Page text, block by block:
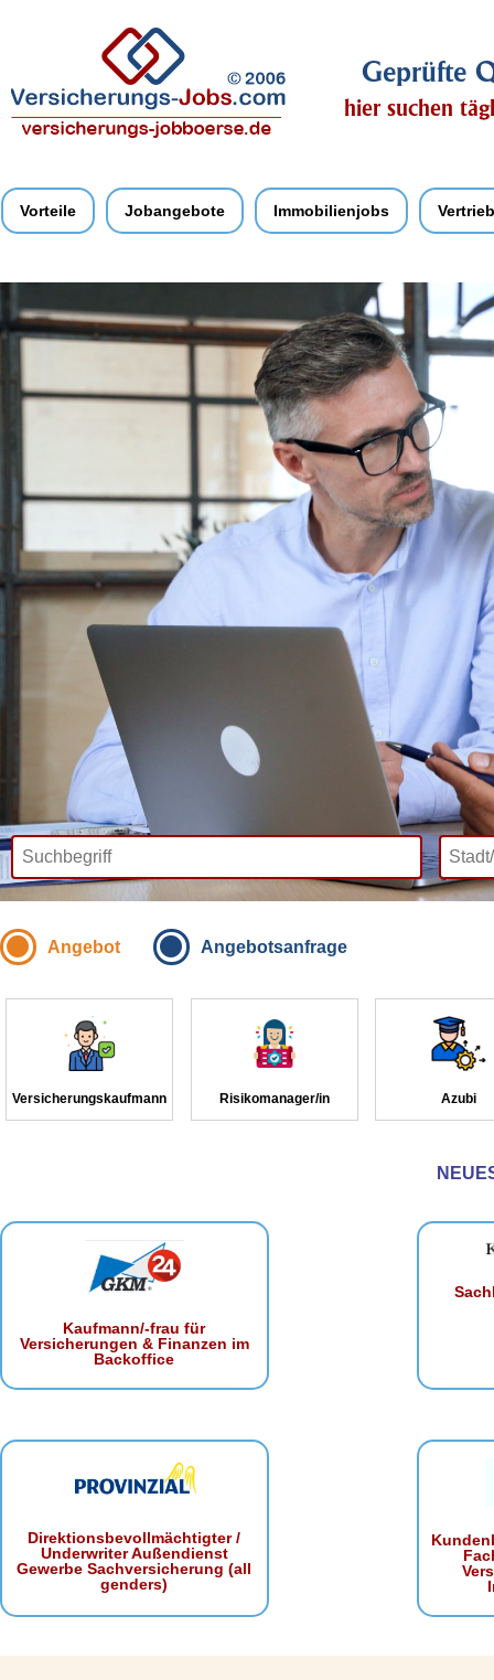
Geprüfte
hier suchen
Vorteile Jobangebote Immobilienjobs Vertrieb
Angebot Angebotsanfrage
Versicherungskaufmann Risikomanager/in Azubi
Kaufmann/-frau für
Versicherungen & Finanzen im
Backoffice
Direktionsbevollmächtigter /
Underwriter Außendienst
Gewerbe Sachversicherung (all
genders)